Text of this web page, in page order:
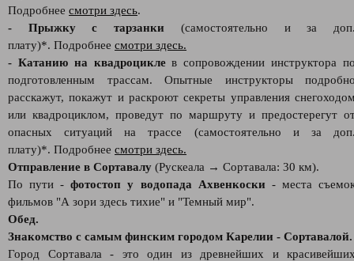
Подробнее смотри здесь.
- Прыжку с тарзанки (самостоятельно и за
плату)*. Подробнее смотри здесь.
- Катанию на квадроциклев сопровождении инструктора
подготовленным трассам. Опытные инструкторы
расскажут, покажут и раскроют секреты управления
или квадроциклом, проведут по маршруту и предостерегут
опасных ситуаций на трассе (самостоятельно и за
плату)*. Подробнее смотри здесь.
Отправление в Сортавалу (Рускеала → Сортавала: 30 км).
По пути -фотостоп у водопада Ахвенкоски - места
фильмов "А зори здесь тихие" и "Темный мир".
Обед.
Знакомство с самым финским городом Карелии - Сортавалой.
Город Сортавала - это один из древнейших и